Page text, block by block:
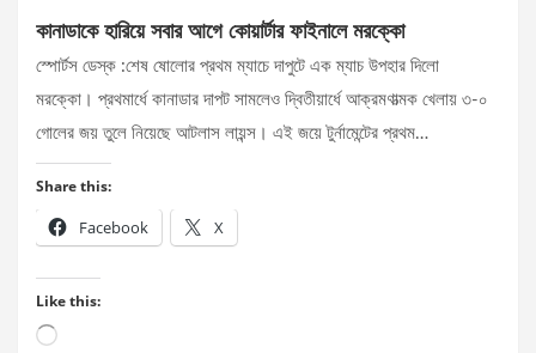
কানাডাকে হারিয়ে সবার আগে কোয়ার্টার ফাইনালে মরক্কো
স্পোর্টস ডেস্ক :শেষ ষোলোর প্রথম ম্যাচে দাপুটে এক ম্যাচ উপহার দিলো
মরক্কো। প্রথমার্ধে কানাডার দাপট সামলেও দ্বিতীয়ার্ধে আক্রমণাত্মক খেলায় ৩-০
গোলের জয় তুলে নিয়েছে আটলাস লায়ন্স। এই জয়ে টুর্নামেন্টের প্রথম…
Share this:
Facebook X
Like this:
Loading…